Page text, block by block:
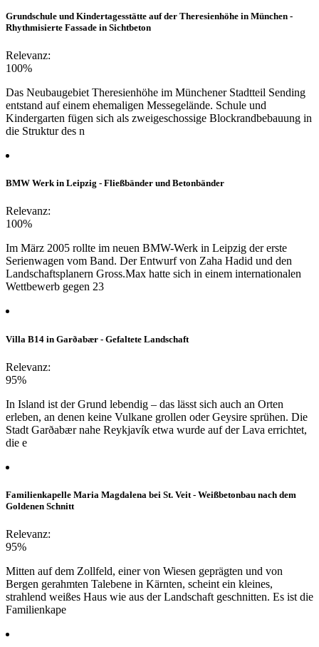
Grundschule und Kindertagesstätte auf der Theresienhöhe in München -
Rhythmisierte Fassade in Sichtbeton
Relevanz:
100%
Das Neubaugebiet Theresienhöhe im Münchener Stadtteil Sending
entstand auf einem ehemaligen Messegelände. Schule und
Kindergarten fügen sich als zweigeschossige Blockrandbebauung in
die Struktur des n
BMW Werk in Leipzig - Fließbänder und Betonbänder
Relevanz:
100%
Im März 2005 rollte im neuen BMW-Werk in Leipzig der erste
Serienwagen vom Band. Der Entwurf von Zaha Hadid und den
Landschaftsplanern Gross.Max hatte sich in einem internationalen
Wettbewerb gegen 23
Villa B14 in Garðabær - Gefaltete Landschaft
Relevanz:
95%
In Island ist der Grund lebendig – das lässt sich auch an Orten
erleben, an denen keine Vulkane grollen oder Geysire sprühen. Die
Stadt Garðabær nahe Reykjavík etwa wurde auf der Lava errichtet,
die e
Familienkapelle Maria Magdalena bei St. Veit - Weißbetonbau nach dem
Goldenen Schnitt
Relevanz:
95%
Mitten auf dem Zollfeld, einer von Wiesen geprägten und von
Bergen gerahmten Talebene in Kärnten, scheint ein kleines,
strahlend weißes Haus wie aus der Landschaft geschnitten. Es ist die
Familienkape